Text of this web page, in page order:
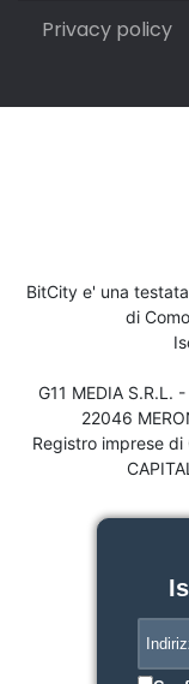
Privacy policy
BitCity e' una
di
G11 MEDIA S.R.L.
22046
Registro imprese